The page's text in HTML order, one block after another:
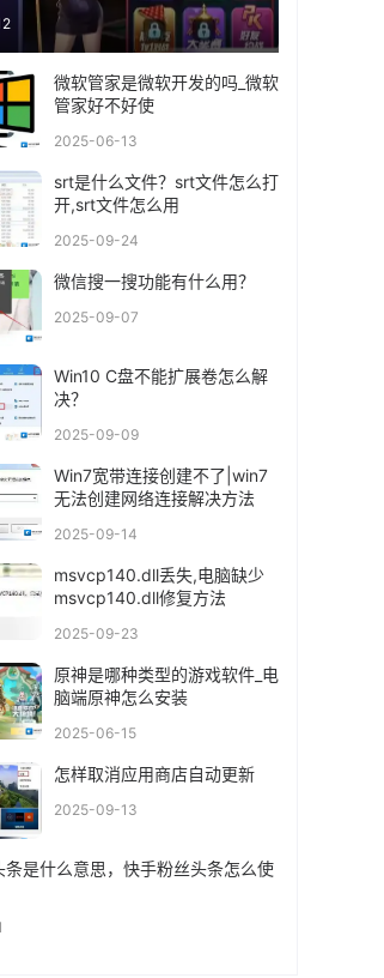
微软管家是微软开发的吗_微软
管家好不好使
2025-06-13
srt是什么文件？srt文件怎么打
开,srt文件怎么用
2025-09-24
微信搜一搜功能有什么用？
2025-09-07
Win10 C盘不能扩展卷怎么解
决？
2025-09-09
Win7宽带连接创建不了|win7
无法创建网络连接解决方法
2025-09-14
msvcp140.dll丢失,电脑缺少
msvcp140.dll修复方法
2025-09-23
原神是哪种类型的游戏软件_电
脑端原神怎么安装
2025-06-15
怎样取消应用商店自动更新
2025-09-13
条是什么意思，快手粉丝头条怎么使